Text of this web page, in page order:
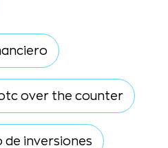
over the counter
de inversiones